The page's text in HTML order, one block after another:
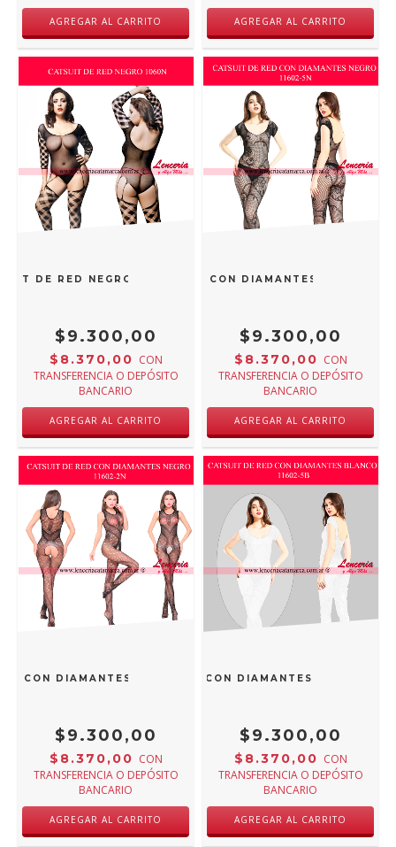
AGREGAR AL CARRITO AGREGAR AL CARRITO
DE RED NEGRO 1060N
$9.300,00
$8.370,00 CON
TRANSFERENCIA O DEPÓSITO
BANCARIO
AGREGAR AL CARRITO
CATSUIT DE RED CON DIAMANTES NEGRO
$9.300,00
$8.370,00 CON
TRANSFERENCIA O DEPÓSITO
BANCARIO
AGREGAR AL CARRITO
CON DIAMANTES NEGRO 11602-2N
$9.300,00
$8.370,00 CON
TRANSFERENCIA O DEPÓSITO
BANCARIO
AGREGAR AL CARRITO
CATSUIT DE RED CON DIAMANTES BLANCO
$9.300,00
$8.370,00 CON
TRANSFERENCIA O DEPÓSITO
BANCARIO
AGREGAR AL CARRITO